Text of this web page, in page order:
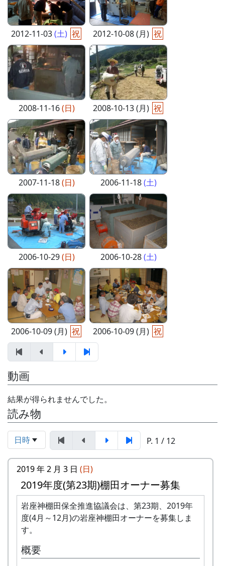
2012-11-03(土) 祝 2012-10-08 (月) 祝
2008-11-16(日) 2008-10-13 (月) 祝
2007-11-18(日) 2006-11-18(土)
2006-10-29(日) 2006-10-28(土)
2006-10-09 (月) 祝 2006-10-09 (月) 祝
動画
結果が得られませんでした。
読み物
日時 P. 1 / 12
2019 年 2 月 3 日 (日)
2019年度(第23期)棚田オーナー募集
岩座神棚田保全推進協議会は、第23期、2019年
度(4月～12月)の岩座神棚田オーナーを募集しま
す。
概要